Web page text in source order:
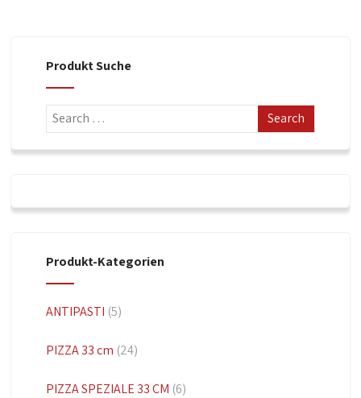
Produkt Suche
Produkt-Kategorien
ANTIPASTI (5)
PIZZA 33 cm (24)
PIZZA SPEZIALE 33 CM (6)